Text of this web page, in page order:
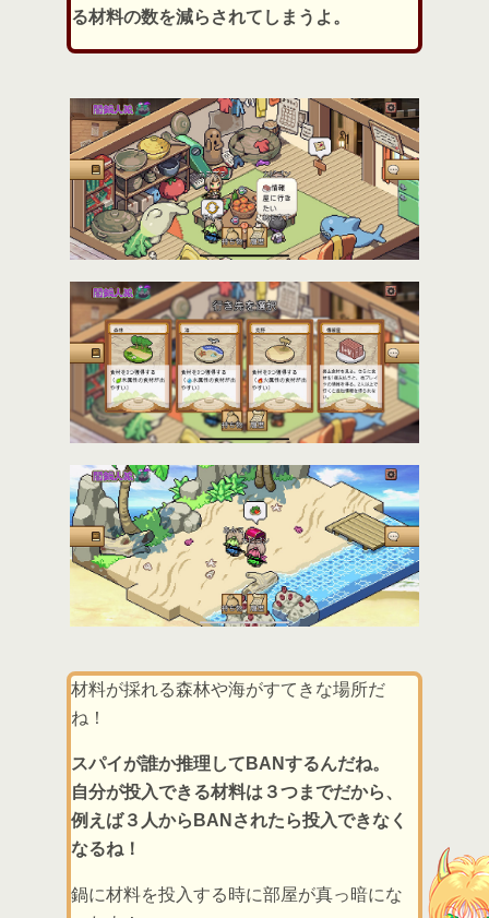
る材料の数を減らされてしまうよ。
材料が採れる森林や海がすてきな場所だ
ね！
スパイが誰か推理してBANするんだね。
自分が投入できる材料は３つまでだから、
例えば３人からBANされたら投入できなく
なるね！
鍋に材料を投入する時に部屋が真っ暗にな